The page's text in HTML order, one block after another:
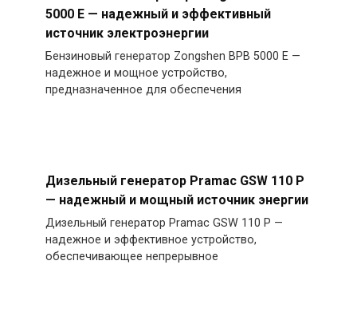
5000 E — надежный и эффективный
источник электроэнергии
Бензиновый генератор Zongshen BPB 5000 E —
надежное и мощное устройство,
предназначенное для обеспечения
Дизельный генератор Pramac GSW 110 P
— надежный и мощный источник энергии
Дизельный генератор Pramac GSW 110 P —
надежное и эффективное устройство,
обеспечивающее непрерывное